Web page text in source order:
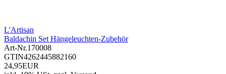
L'Artisan
Baldachin Set Hängeleuchten-Zubehör
Art-Nr.170008
GTIN4262445882160
24,95EUR